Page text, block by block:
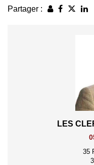
Partager :
LES
35